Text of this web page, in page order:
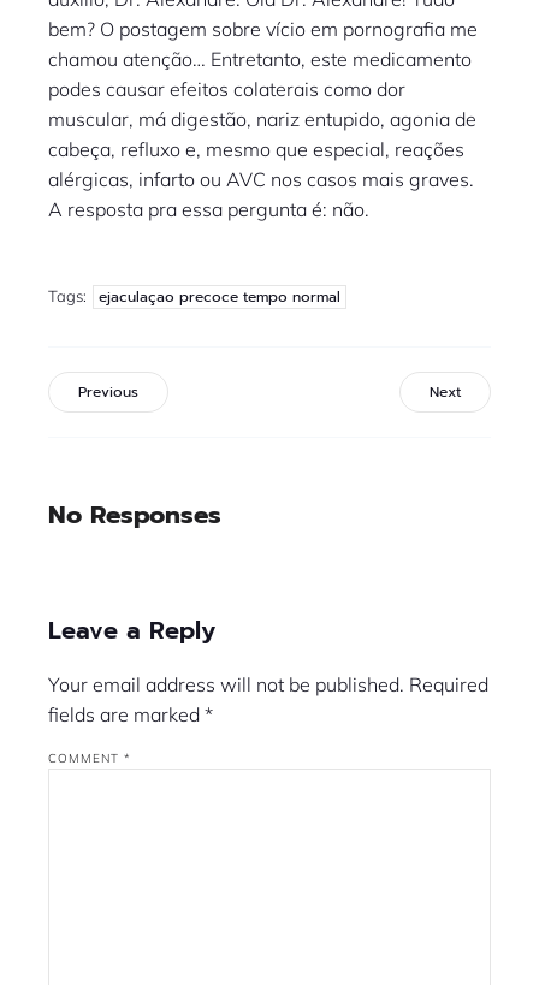
bem? O postagem sobre vício em pornografia me
chamou atenção… Entretanto, este medicamento
podes causar efeitos colaterais como dor
muscular, má digestão, nariz entupido, agonia de
cabeça, refluxo e, mesmo que especial, reações
alérgicas, infarto ou AVC nos casos mais graves.
A resposta pra essa pergunta é: não.
Tags: ejaculaçao precoce tempo normal
Previous Next
No Responses
Leave a Reply
Your email address will not be published. Required
fields are marked *
COMMENT *